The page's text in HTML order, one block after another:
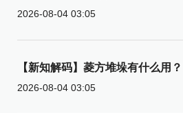
2026-08-04 03:05
【新知解码】菱方堆垛有什么用？
2026-08-04 03:05